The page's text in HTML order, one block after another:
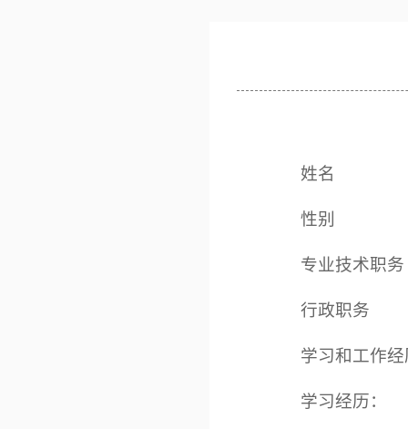
姓名
性别
专业技术职务
行政职务
学习和工作经
学习经历：